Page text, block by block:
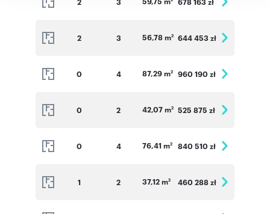
2 3 56,78 m2 644 453 zł
0 4 87,29 m2 960 190 zł
0 2 42,07 m2 525 875 zł
0 4 76,41 m2 840 510 zł
1 2 37,12 m2 460 288 zł